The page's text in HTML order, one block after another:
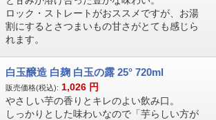
ロック・ストレートがおススメですが、お湯
割にするとさつまいもの甘さがとても感じら
れます。
白玉醸造 白麹 白玉の露 25° 720ml
販売価格(税込): 1,026 円
やさしい芋の香りとキレのよい飲み口。
しっかりとした味わいなので「芋らしい方が